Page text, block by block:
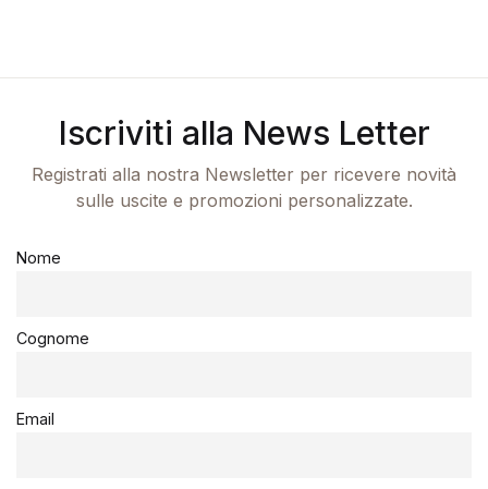
Iscriviti alla News Letter
Registrati alla nostra Newsletter per ricevere novità
sulle uscite e promozioni personalizzate.
Nome
Cognome
Email